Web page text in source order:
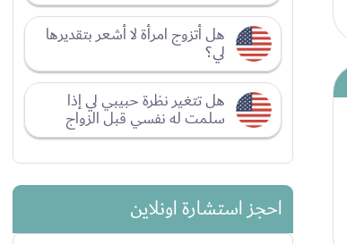
هل أتزوج امرأة لا أشعر بتقديرها
لي؟
هل تتغير نظرة حبيبي لي إذا
سلمت له نفسي قبل الزواج
احجز استشارة اونلاين